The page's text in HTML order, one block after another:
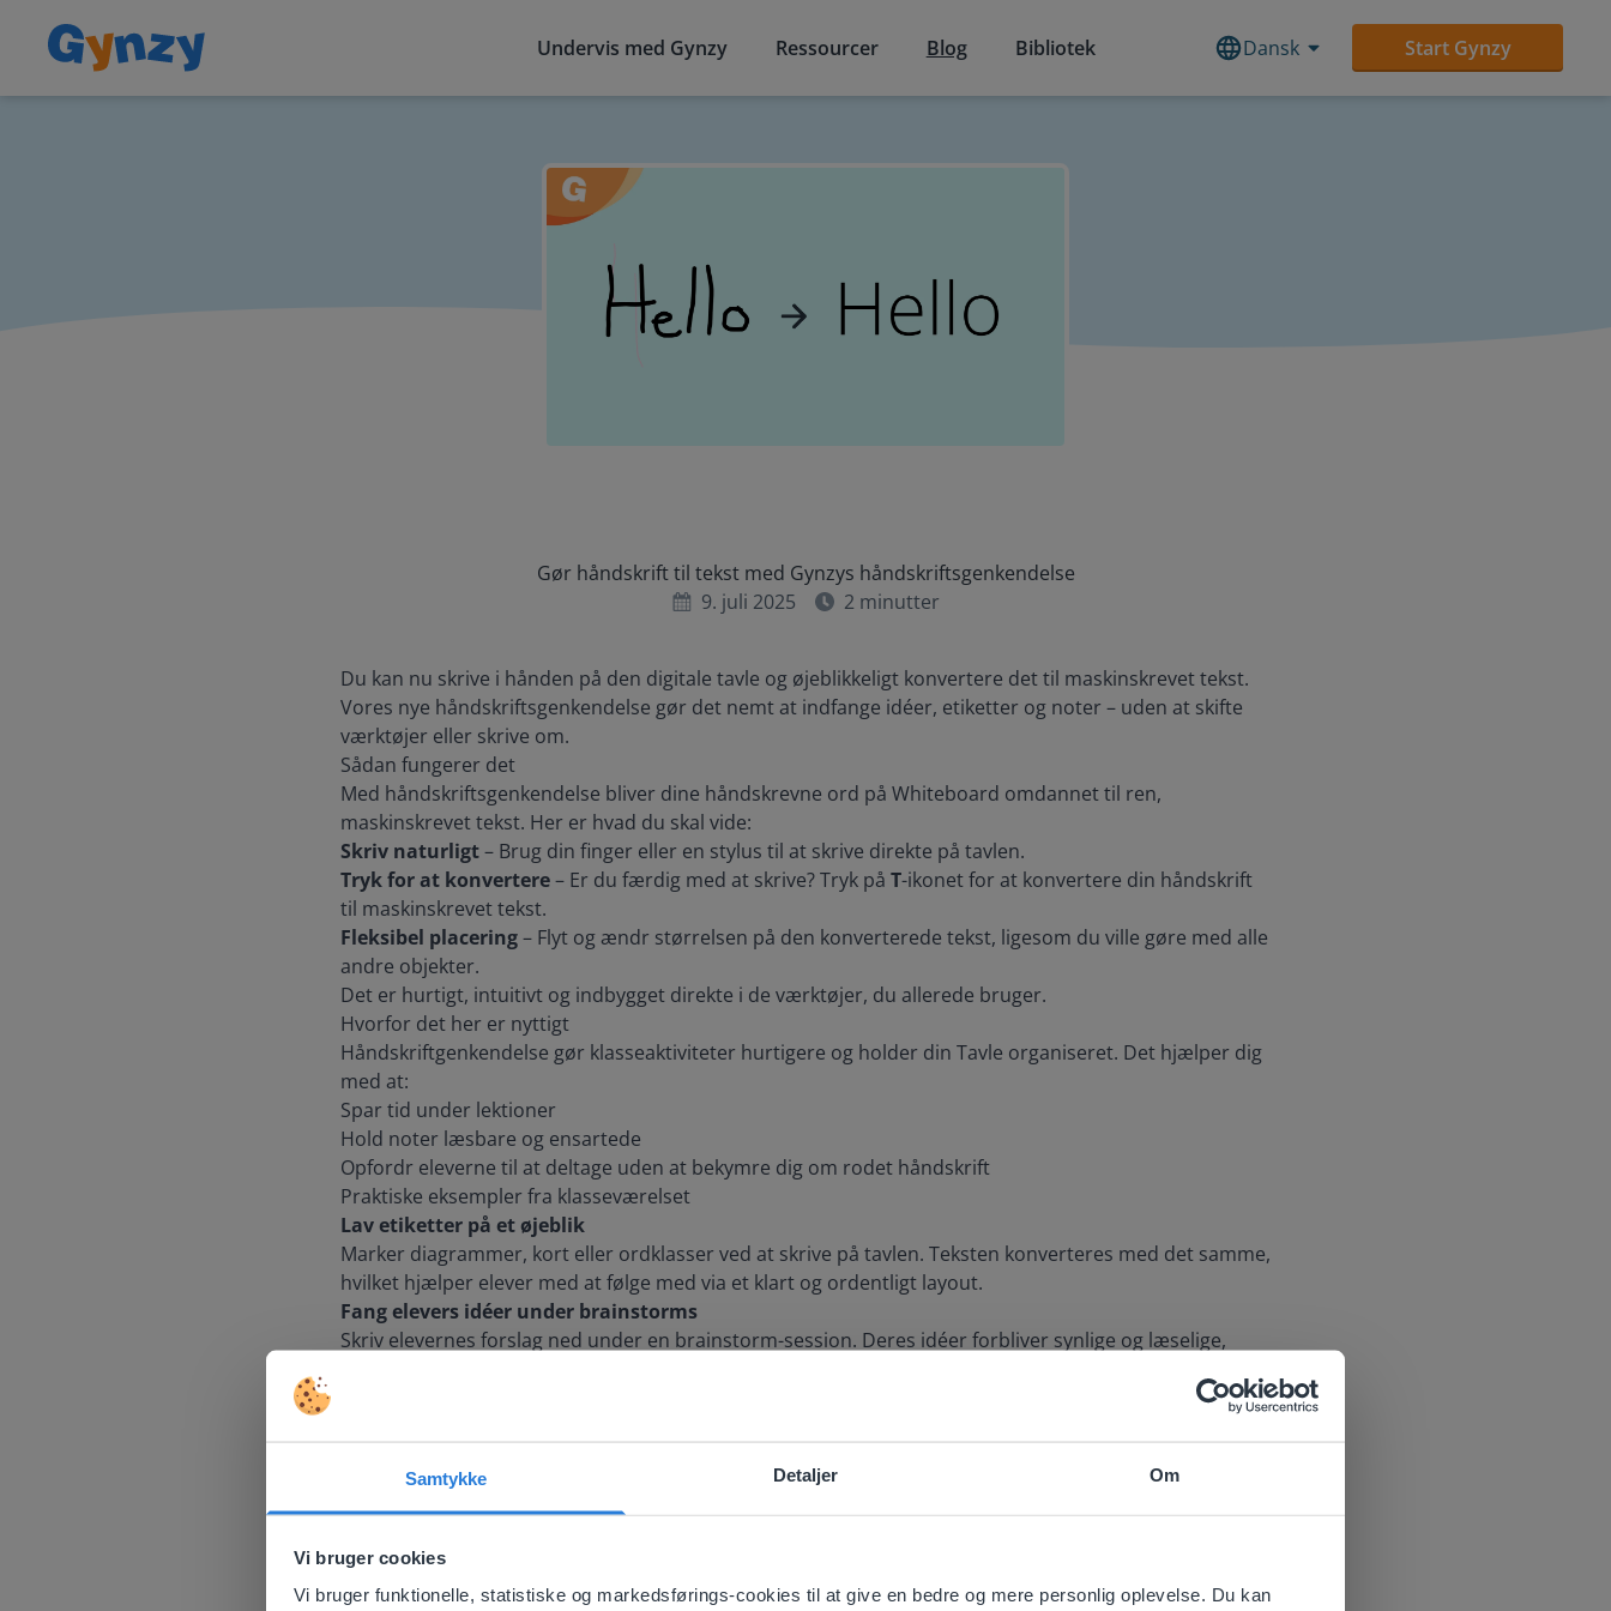
Samtykke Detaljer Om
Vi bruger cookies
Vi bruger funktionelle, statistiske og markedsførings-cookies til at give en bedre og mere personlig oplevelse. Du kan
Undervis med Gynzy Ressourcer Blog Bibliotek Dansk Start Gynzy
Gør håndskrift til tekst med Gynzys håndskriftsgenkendelse
9. juli 2025
2 minutter
Du kan nu skrive i hånden på den digitale tavle og øjeblikkeligt konvertere det til maskinskrevet tekst.
Vores nye håndskriftsgenkendelse gør det nemt at indfange idéer, etiketter og noter – uden at skifte
værktøjer eller skrive om.
Sådan fungerer det
Med håndskriftsgenkendelse bliver dine håndskrevne ord på Whiteboard omdannet til ren,
maskinskrevet tekst. Her er hvad du skal vide:
Skriv naturligt– Brug din finger eller en stylus til at skrive direkte på tavlen.
Tryk for at konvertere– Er du færdig med at skrive? Tryk på T-ikonet for at konvertere din håndskrift
til maskinskrevet tekst.
Fleksibel placering– Flyt og ændr størrelsen på den konverterede tekst, ligesom du ville gøre med alle
andre objekter.
Det er hurtigt, intuitivt og indbygget direkte i de værktøjer, du allerede bruger.
Hvorfor det her er nyttigt
Håndskriftgenkendelse gør klasseaktiviteter hurtigere og holder din Tavle organiseret. Det hjælper dig
med at:
Spar tid under lektioner
Hold noter læsbare og ensartede
Opfordr eleverne til at deltage uden at bekymre dig om rodet håndskrift
Praktiske eksempler fra klasseværelset
Lav etiketter på et øjeblik
Marker diagrammer, kort eller ordklasser ved at skrive på tavlen. Teksten konverteres med det samme,
hvilket hjælper elever med at følge med via et klart og ordentligt layout.
Fang elevers idéer under brainstorms
Skriv elevernes forslag ned under en brainstorm-session. Deres idéer forbliver synlige og læselige,
så du kan holde din lektion i gang.
This website doesn't match your location